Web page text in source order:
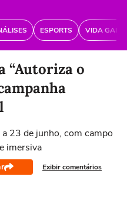
ESPORTS VIDA
“Autoriza o
23 de junho, com campo
imersiva
Exibir comentários